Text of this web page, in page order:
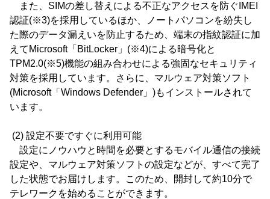
また、SIMの差し替えによる不正なアクセスを防ぐIMEI
認証(※3)を採用しているほか、ノートパソコンを紛失し
た際のデータ漏えいを防止するため、端末の指紋認証に加
えてMicrosoft「BitLocker」(※4)による暗号化と
TPM2.0(※5)機能の組み合わせによる強固なセキュリティ
対策を採用しています。さらに、マルウェア対策ソフト
(Microsoft「Windows Defender」)もインストールされて
います。
(2) 設定不要ですぐに利用可能
設定にノウハウと時間を必要とするモバイル通信の接続
設定や、マルウェア対策ソフトの設定などが、すべて完了
した状態でお届けします。このため、開封して約10分で
テレワークを始めることができます。